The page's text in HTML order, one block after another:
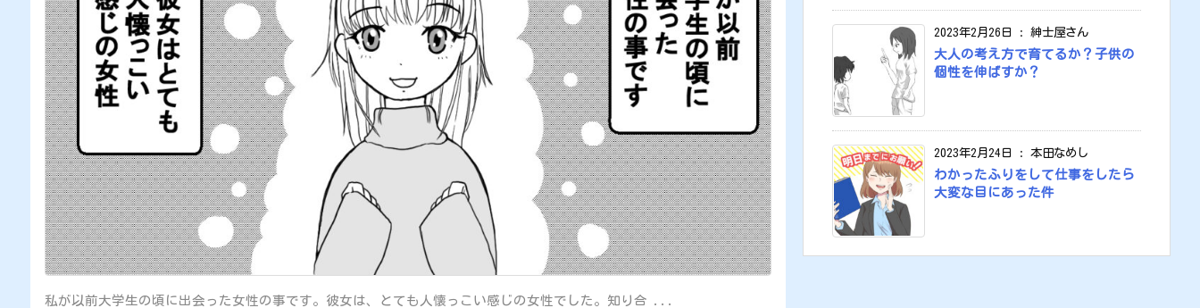
私が以前大学生の頃に出会った女性の事です。彼女は、とても人懐っこい感じの女性でした。知り合 ...
2023年2月26日 : 紳士屋さん
大人の考え方で育てるか？子供の
個性を伸ばすか？
2023年2月24日 : 本田なめし
わかったふりをして仕事をしたら
大変な目にあった件